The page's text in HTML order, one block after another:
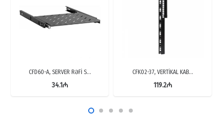
CFD60-A, SERVER RƏFİ S…
34.1₼
CFK02-37, VERTİKAL KAB…
119.2₼